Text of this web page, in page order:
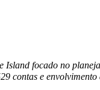
focado no
contas e